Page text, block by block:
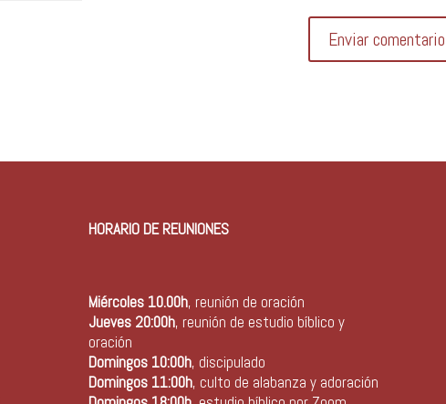
HORARIO DE REUNIONES
Miércoles 10.00h, reunión de oración
Jueves 20:00h, reunión de estudio bíblico y
oración
Domingos 10:00h, discipulado
Domingos 11:00h, culto de alabanza y adoración